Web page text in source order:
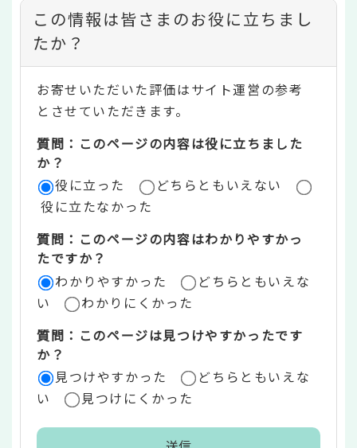
コ
ン
テ
ン
ツ
評
価
リ
ア
この情報は皆さまのお役に立ちまし
たか？
お寄せいただいた評価はサイト運営の参考
とさせていただきます。
質問：このページの内容は役に立ちました
か？
役に立った
どちらともいえない
役に立たなかった
質問：このページの内容はわかりやすかっ
たですか？
わかりやすかった
どちらともいえな
い
わかりにくかった
質問：このページは見つけやすかったです
か？
見つけやすかった
どちらともいえな
い
見つけにくかった